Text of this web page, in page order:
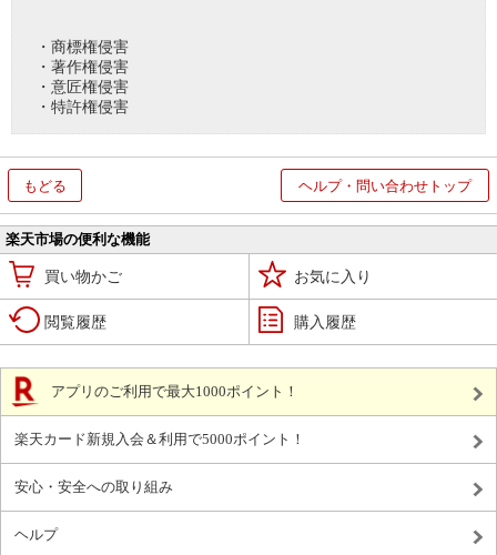
・商標権侵害
・著作権侵害
・意匠権侵害
・特許権侵害
もどる ヘルプ・問い合わせトップ
楽天市場の便利な機能
買い物かご お気に入り
閲覧履歴 購入履歴
アプリのご利用で最大1000ポイント！
楽天カード新規入会＆利用で5000ポイント！
安心・安全への取り組み
ヘルプ